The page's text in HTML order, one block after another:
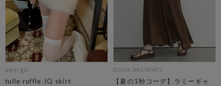
amerge.
tulle ruffle JQ skirt
DOUX ARCHIVES
【夏の1秒コーデ】ラミーギャ